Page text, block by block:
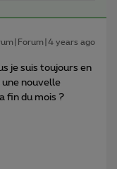
years ago
je suis toujours en
nouvelle
fin du mois ?